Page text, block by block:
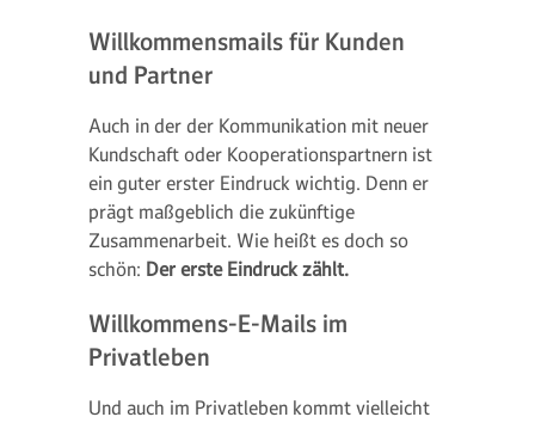
Willkommensmails für Kunden
und Partner
Auch in der der Kommunikation mit neuer
Kundschaft oder Kooperationspartnern ist
ein guter erster Eindruck wichtig. Denn er
prägt maßgeblich die zukünftige
Zusammenarbeit. Wie heißt es doch so
schön: Der erste Eindruck zählt.
Willkommens-E-Mails im
Privatleben
Und auch im Privatleben kommt vielleicht